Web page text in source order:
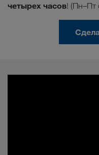
четырех часов! (Пн–Пт